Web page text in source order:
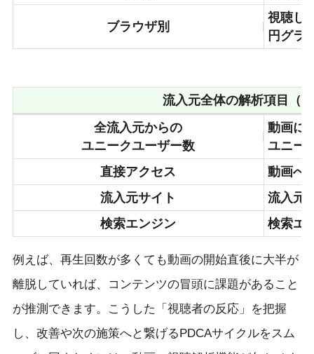
ブラウザ別
視聴し
円グラ
流入元全体の解析項目
（
全流入元からの
ユニークユーザー数
動画に
ユニー
直接アクセス
動画へ
流入元サイト
流入元
検索エンジン
検索エ
例えば、再生回数が多くても動画の開始直後に大半が
離脱していれば、コンテンツの冒頭に課題があること
が推測できます。こうした「視聴者の反応」を把握
し、改善や次の施策へと繋げるPDCAサイクルをスム